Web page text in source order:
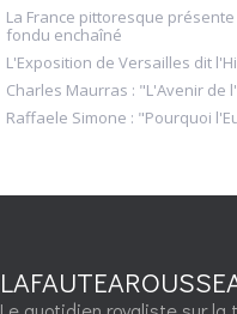
La France pittoresque
fondu enchaîné
L'Exposition de Versailles dit
Charles Maurras : "L'Avenir de
Raffaele Simone : "Pourquoi